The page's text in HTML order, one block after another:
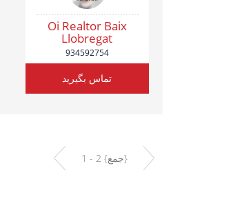
Oi Realtor Baix
Llobregat
934592754
تماس بگیرید
1 - 2 {جمع}